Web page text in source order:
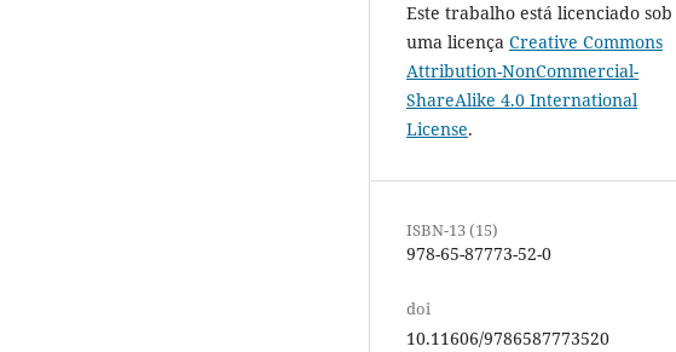
Este trabalho está licenciado sob
uma licença Creative Commons
Attribution-NonCommercial-
ShareAlike 4.0 International
License.
ISBN-13 (15)
978-65-87773-52-0
doi
10.11606/9786587773520